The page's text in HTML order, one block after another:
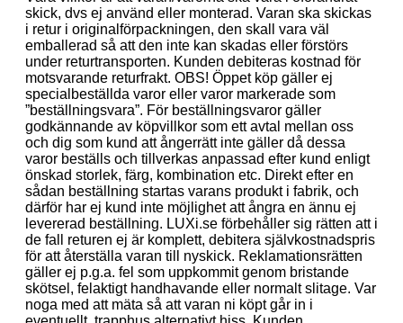
skick, dvs ej använd eller monterad. Varan ska skickas
i retur i originalförpackningen, den skall vara väl
emballerad så att den inte kan skadas eller förstörs
under returtransporten. Kunden debiteras kostnad för
motsvarande returfrakt. OBS! Öppet köp gäller ej
specialbeställda varor eller varor markerade som
”beställningsvara”. För beställningsvaror gäller
godkännande av köpvillkor som ett avtal mellan oss
och dig som kund att ångerrätt inte gäller då dessa
varor beställs och tillverkas anpassad efter kund enligt
önskad storlek, färg, kombination etc. Direkt efter en
sådan beställning startas varans produkt i fabrik, och
därför har ej kund inte möjlighet att ångra en ännu ej
levererad beställning. LUXi.se förbehåller sig rätten att i
de fall returen ej är komplett, debitera självkostnadspris
för att återställa varan till nyskick. Reklamationsrätten
gäller ej p.g.a. fel som uppkommit genom bristande
skötsel, felaktigt handhavande eller normalt slitage. Var
noga med att mäta så att varan ni köpt går in i